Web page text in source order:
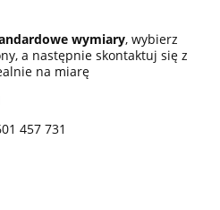
wymiary, wybierz
a następnie skontaktuj się z
na miarę
457 731